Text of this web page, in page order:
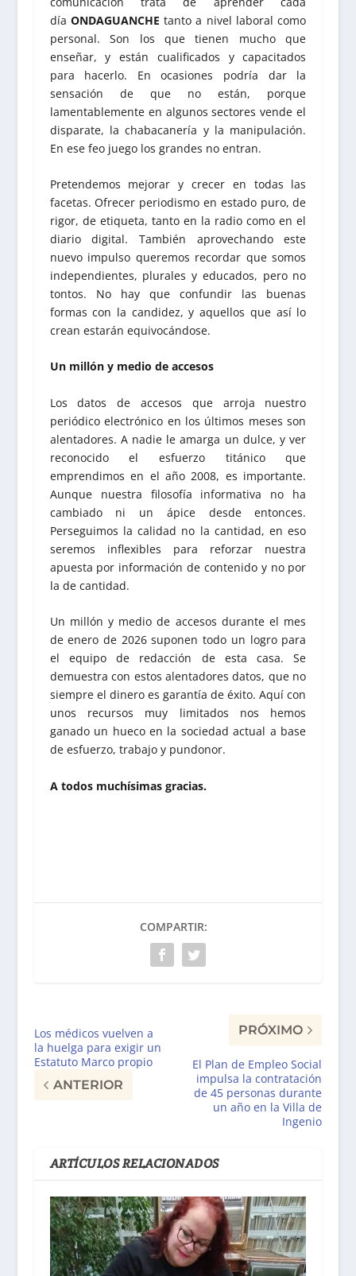
día ONDAGUANCHE tanto a nivel laboral como
personal. Son los que tienen mucho que
enseñar, y están cualificados y capacitados
para hacerlo. En ocasiones podría dar la
sensación de que no están, porque
lamentablemente en algunos sectores vende el
disparate, la chabacanería y la manipulación.
En ese feo juego los grandes no entran.
Pretendemos mejorar y crecer en todas las
facetas. Ofrecer periodismo en estado puro, de
rigor, de etiqueta, tanto en la radio como en el
diario digital. También aprovechando este
nuevo impulso queremos recordar que somos
independientes, plurales y educados, pero no
tontos. No hay que confundir las buenas
formas con la candidez, y aquellos que así lo
crean estarán equivocándose.
Un millón y medio de accesos
Los datos de accesos que arroja nuestro
periódico electrónico en los últimos meses son
alentadores. A nadie le amarga un dulce, y ver
reconocido el esfuerzo titánico que
emprendimos en el año 2008, es importante.
Aunque nuestra filosofía informativa no ha
cambiado ni un ápice desde entonces.
Perseguimos la calidad no la cantidad, en eso
seremos inflexibles para reforzar nuestra
apuesta por información de contenido y no por
la de cantidad.
Un millón y medio de accesos durante el mes
de enero de 2026 suponen todo un logro para
el equipo de redacción de esta casa. Se
demuestra con estos alentadores datos, que no
siempre el dinero es garantía de éxito. Aquí con
unos recursos muy limitados nos hemos
ganado un hueco en la sociedad actual a base
de esfuerzo, trabajo y pundonor.
A todos muchísimas gracias.
COMPARTIR:
Los médicos vuelven a
la huelga para exigir un
Estatuto Marco propio
ANTERIOR
PRÓXIMO
El Plan de Empleo Social
impulsa la contratación
de 45 personas durante
un año en la Villa de
Ingenio
ARTÍCULOS RELACIONADOS